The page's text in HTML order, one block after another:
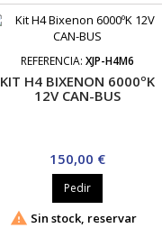
REFERENCIA:XJP-H4M6
KIT H4 BIXENON 6000ºK
12V CAN-BUS
Precio
150,00 €
Pedir
 Sin stock, reservar